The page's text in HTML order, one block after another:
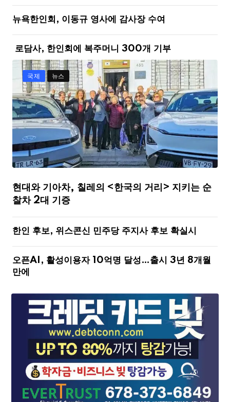
뉴욕한인회, 이동규 영사에 감사장 수여
로담사, 한인회에 복주머니 300개 기부
국제 뉴스
현대와 기아차, 칠레의 <한국의 거리> 지키는 순
찰차 2대 기증
한인 후보, 위스콘신 민주당 주지사 후보 확실시
오픈AI, 활성이용자 10억명 달성…출시 3년 8개월
만에